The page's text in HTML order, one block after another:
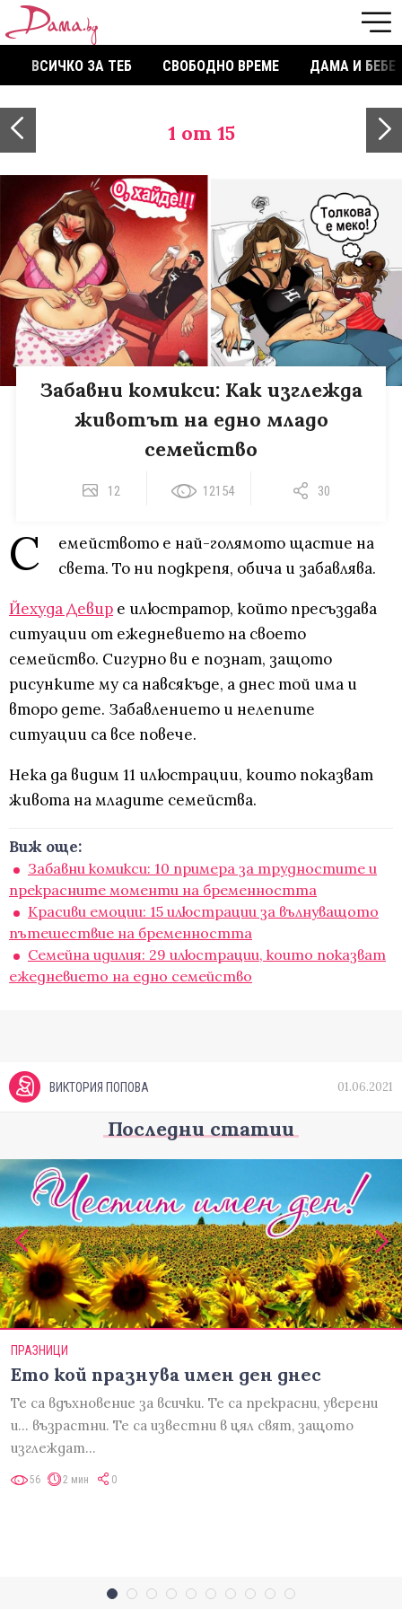
ВСИЧКО ЗА ТЕБ СВОБОДНО ВРЕМЕ ДАМА И БЕБЕ
1 от 15
Забавни комикси: Как изглежда
животът на едно младо
семейство
12 12154 30
С
емейството е най-голямото щастие на
света. То ни подкрепя, обича и забавлява.
Йехуда Девир е илюстратор, който пресъздава
ситуации от ежедневието на своето
семейство. Сигурно ви е познат, защото
рисунките му са навсякъде, а днес той има и
второ дете. Забавлението и нелепите
ситуации са все повече.
Нека да видим 11 илюстрации, които показват
живота на младите семейства.
Виж още:
Забавни комикси: 10 примера за трудностите и
прекрасните моменти на бременността
Красиви емоции: 15 илюстрации за вълнуващото
пътешествие на бременността
Семейна идилия: 29 илюстрации, които показват
ежедневието на едно семейство
ВИКТОРИЯ ПОПОВА 01.06.2021
Последни статии
ПРАЗНИЦИ
Ето кой празнува имен ден днес
Те са вдъхновение за всички. Те са прекрасни, уверени
и... възрастни. Те са известни в цял свят, защото
изглеждат…
56 2 мин 0